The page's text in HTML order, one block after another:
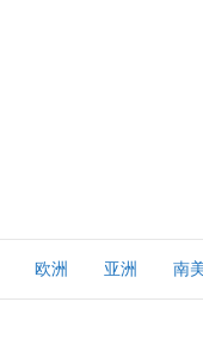
欧洲 亚洲 南